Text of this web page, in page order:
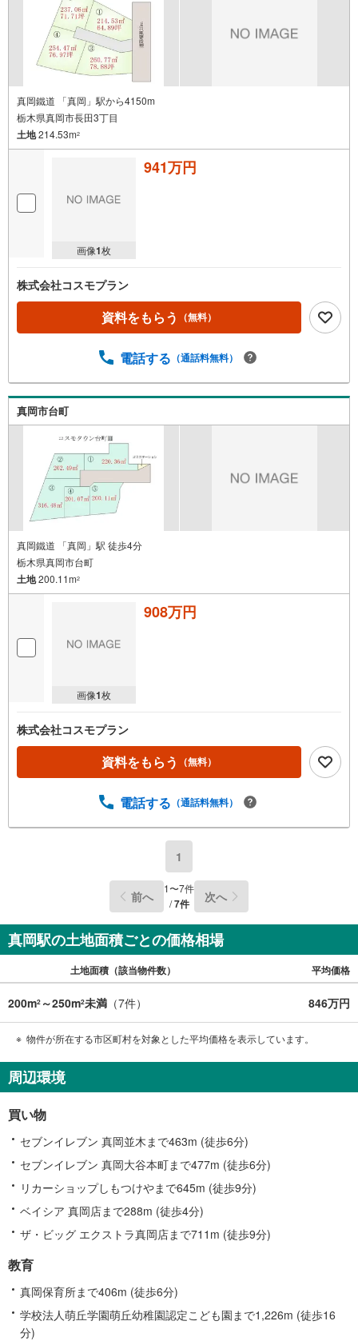
真岡鐵道 「真岡」駅から4150m
栃木県真岡市長田3丁目
土地214.53m2
画像1枚
941万円
株式会社コスモプラン
資料をもらう （無料）
電話する （通話料無料）
真岡市台町
真岡鐵道 「真岡」駅 徒歩4分
栃木県真岡市台町
土地200.11m2
画像1枚
908万円
株式会社コスモプラン
資料をもらう （無料）
電話する （通話料無料）
1
前へ 1〜7件
/7件 次へ
真岡駅の土地面積ごとの価格相場
土地面積（該当物件数） 平均価格
200m2 ～250m2未満 （7件） 846万円
物件が所在する市区町村を対象とした平均価格を表示しています。
周辺環境
買い物
セブンイレブン 真岡並木まで463m (徒歩6分)
セブンイレブン 真岡大谷本町まで477m (徒歩6分)
リカーショップしもつけやまで645m (徒歩9分)
ベイシア 真岡店まで288m (徒歩4分)
ザ・ビッグ エクストラ真岡店まで711m (徒歩9分)
教育
真岡保育所まで406m (徒歩6分)
学校法人萌丘学園萌丘幼稚園認定こども園まで1,226m (徒歩16
分)